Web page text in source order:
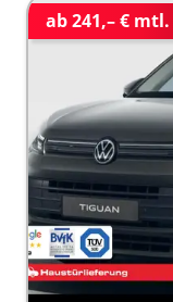
ab 241,– € mtl.